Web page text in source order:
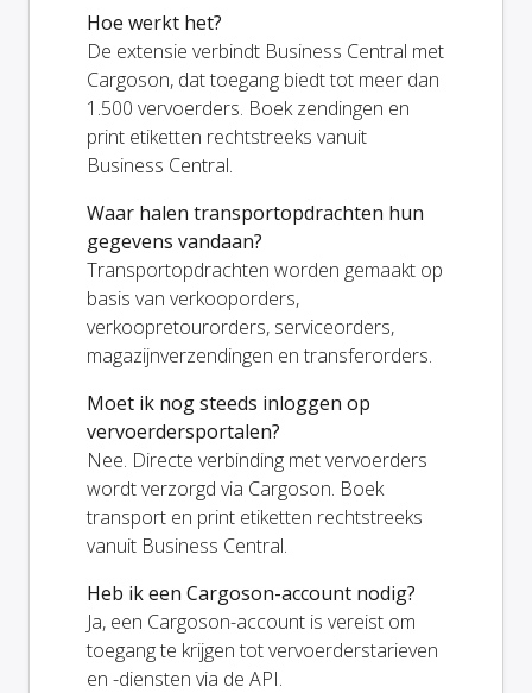
Hoe werkt het?
De extensie verbindt Business Central met
Cargoson, dat toegang biedt tot meer dan
1.500 vervoerders. Boek zendingen en
print etiketten rechtstreeks vanuit
Business Central.
Waar halen transportopdrachten hun
gegevens vandaan?
Transportopdrachten worden gemaakt op
basis van verkooporders,
verkoopretourorders, serviceorders,
magazijnverzendingen en transferorders.
Moet ik nog steeds inloggen op
vervoerdersportalen?
Nee. Directe verbinding met vervoerders
wordt verzorgd via Cargoson. Boek
transport en print etiketten rechtstreeks
vanuit Business Central.
Heb ik een Cargoson-account nodig?
Ja, een Cargoson-account is vereist om
toegang te krijgen tot vervoerderstarieven
en -diensten via de API.